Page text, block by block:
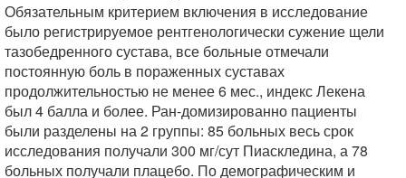
Обязательным критерием включения в исследование
было регистрируемое рентгенологически сужение щели
тазобедренного сустава, все больные отмечали
постоянную боль в пораженных суставах
продолжительностью не менее 6 мес., индекс Лекена
был 4 балла и более. Ран-домизированно пациенты
были разделены на 2 группы: 85 больных весь срок
исследования получали 300 мг/сут Пиаскледина, а 78
больных получали плацебо. По демографическим и